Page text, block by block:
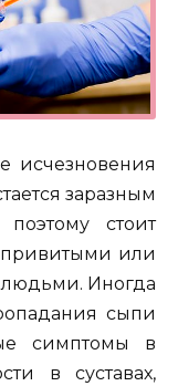
исчезновения
заразным
стоит
привитыми или
Иногда
сыпи
симптомы в
в суставах,